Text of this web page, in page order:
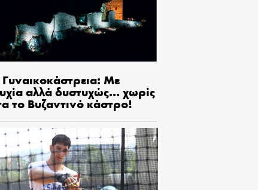
Με
αλλά δυστυχώς… χωρίς
το Βυζαντινό κάστρο!